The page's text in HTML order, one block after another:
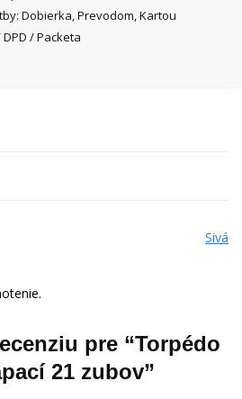
Dobierka, Prevodom, Kartou
/ Packeta
Sivá
pre “Torpédo
21 zubov”